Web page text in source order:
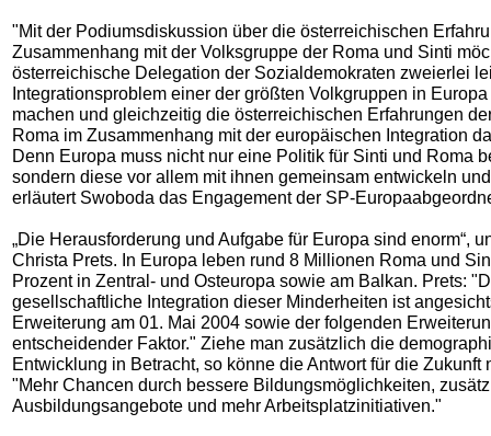
"Mit der Podiumsdiskussion über die österreichischen
Zusammenhang mit der Volksgruppe der Roma und Sinti
österreichische Delegation der Sozialdemokraten zweierlei
Integrationsproblem einer der größten Volkgruppen in
machen und gleichzeitig die österreichischen Erfahrungen
Roma im Zusammenhang mit der europäischen Integration
Denn Europa muss nicht nur eine Politik für Sinti und Roma
sondern diese vor allem mit ihnen gemeinsam entwickeln
erläutert Swoboda das Engagement der SP-
„Die Herausforderung und Aufgabe für Europa sind enorm“,
Christa Prets. In Europa leben rund 8 Millionen Roma und
Prozent in Zentral- und Osteuropa sowie am Balkan. Prets:
gesellschaftliche Integration dieser Minderheiten ist
Erweiterung am 01. Mai 2004 sowie der folgenden
entscheidender Faktor." Ziehe man zusätzlich die
Entwicklung in Betracht, so könne die Antwort für die Zukunft
"Mehr Chancen durch bessere Bildungsmöglichkeiten,
Ausbildungsangebote und mehr Arbeitsplatzinitiativen."